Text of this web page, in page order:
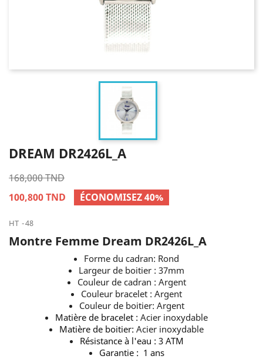
DREAM DR2426L_A
168,000 TND
100,800 TND
ÉCONOMISEZ 40%
HT 48
Montre Femme Dream DR2426L_A
Forme du cadran: Rond
Largeur de boitier : 37mm
Couleur de cadran : Argent
Couleur bracelet : Argent
Couleur de boitier: Argent
Matière de bracelet : Acier inoxydable
Matière de boitier: Acier inoxydable
Résistance à l'eau : 3 ATM
Garantie : 1 ans